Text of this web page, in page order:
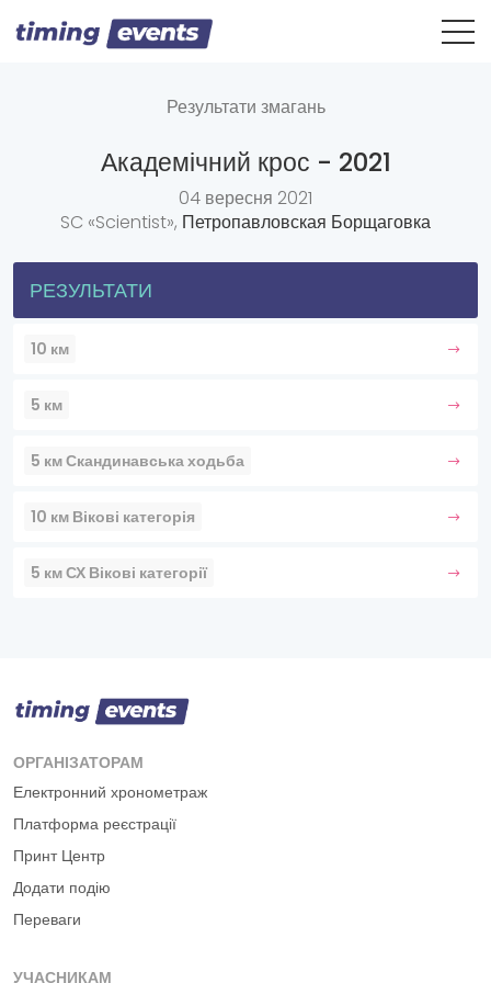
Результати змагань
Академічний крос - 2021
04 вересня 2021
SC «Scientist», Петропавловская Борщаговка
РЕЗУЛЬТАТИ
10 км
5 км
5 км Скандинавська ходьба
10 км Вікові категорія
5 км СХ Вікові категорії
ОРГАНІЗАТОРАМ
Електронний хронометраж
Платформа реєстрації
Принт Центр
Додати подію
Переваги
УЧАСНИКАМ